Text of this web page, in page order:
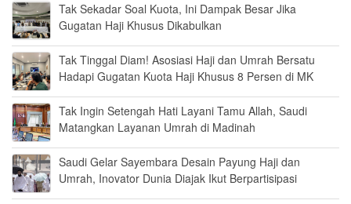
Tak Sekadar Soal Kuota, Ini Dampak Besar Jika
Gugatan Haji Khusus Dikabulkan
Tak Tinggal Diam! Asosiasi Haji dan Umrah Bersatu
Hadapi Gugatan Kuota Haji Khusus 8 Persen di MK
Tak Ingin Setengah Hati Layani Tamu Allah, Saudi
Matangkan Layanan Umrah di Madinah
Saudi Gelar Sayembara Desain Payung Haji dan
Umrah, Inovator Dunia Diajak Ikut Berpartisipasi